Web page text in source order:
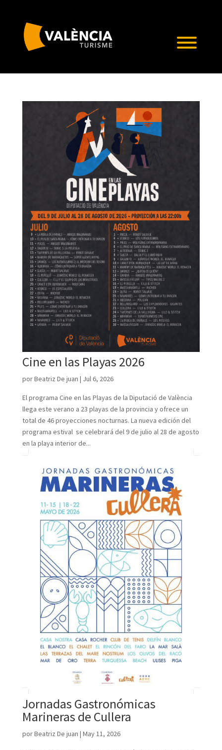
Cine en las Playas 2026
porBeatriz De juan | Jul 6, 2026
El programa Cine en las Playas de la Diputació de València
llega este verano a 23 playas de la provincia y ofrece un
total de 46 proyecciones nocturnas. La nueva edición del
programa estival se celebrará del 9 de julio al 28 de agosto
en la playa interior de...
Jornadas Gastronómicas
Marineras de Cullera
porBeatriz De juan | May 11, 2026